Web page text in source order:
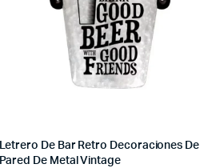
Letrero De Bar Retro Decoraciones De
Pared De Metal Vintage